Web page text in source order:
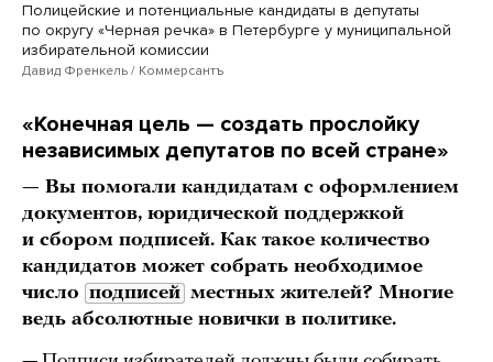
Полицейские и потенциальные кандидаты в депутаты
по округу «Черная речка» в Петербурге у муниципальной
избирательной комиссии
Давид Френкель / Коммерсантъ
«Конечная цель — создать прослойку
независимых депутатов по всей стране»
— Вы помогали кандидатам с оформлением
документов, юридической поддержкой
и сбором подписей. Как такое количество
кандидатов может собрать необходимое
число подписей местных жителей? Многие
ведь абсолютные новички в политике.